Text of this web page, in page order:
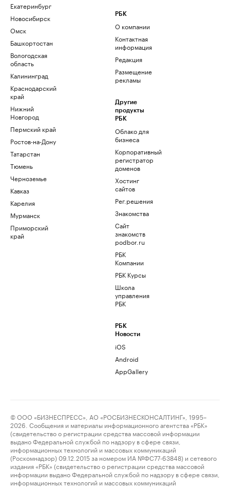
Екатеринбург
Новосибирск
Омск
Башкортостан
Вологодская
область
Калининград
Краснодарский
край
Нижний
Новгород
Пермский край
Ростов-на-Дону
Татарстан
Тюмень
Черноземье
Кавказ
Карелия
Мурманск
Приморский
край
РБК
О компании
Контактная
информация
Редакция
Размещение
рекламы
Другие
продукты
РБК
Облако для
бизнеса
Корпоративный
регистратор
доменов
Хостинг
сайтов
Рег.решения
Знакомства
Сайт
знакомств
podbor.ru
РБК
Компании
РБК Курсы
Школа
управления
РБК
РБК
Новости
iOS
Android
AppGallery
© ООО «БИЗНЕСПРЕСС», АО «РОСБИЗНЕСКОНСАЛТИНГ», 1995–
2026. Сообщения и материалы информационного агентства «РБК»
(свидетельство о регистрации средства массовой информации
выдано Федеральной службой по надзору в сфере связи,
информационных технологий и массовых коммуникаций
(Роскомнадзор) 09.12.2015 за номером ИА №ФС77-63848) и сетевого
издания «РБК» (свидетельство о регистрации средства массовой
информации выдано Федеральной службой по надзору в сфере связи,
информационных технологий и массовых коммуникаций